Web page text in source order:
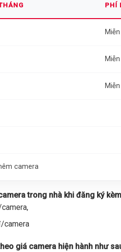
PHÍ
camera
trong nhà khi đăng ký
camera
giá camera hiện hành như